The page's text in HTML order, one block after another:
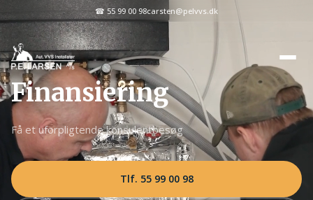
☎ 55 99 00 98carsten@pelvvs.dk
Finansiering
Få et uforpligtende konsulentbesøg
Tlf. 55 99 00 98